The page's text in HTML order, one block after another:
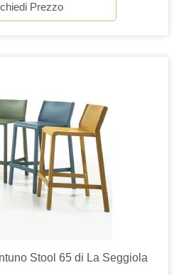
Prezzo
Stool 65 di La Seggiola